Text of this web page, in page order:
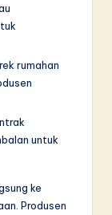
rumahan
untuk
ke
Produsen